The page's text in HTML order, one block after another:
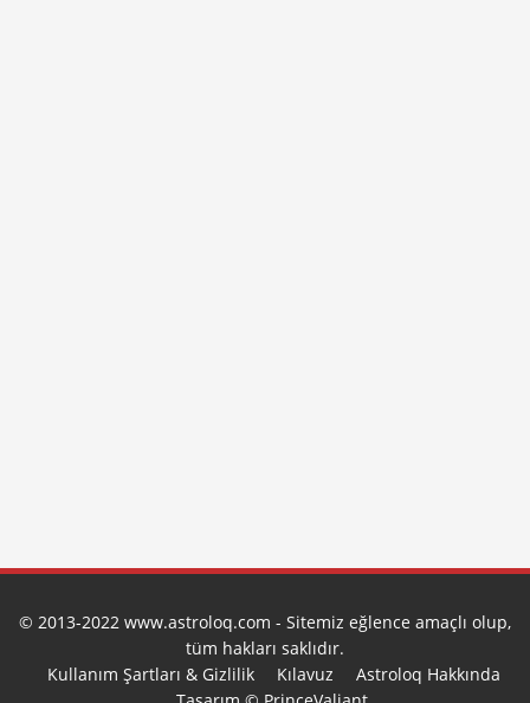
© 2013-2022 www.astroloq.com - Sitemiz eğlence amaçlı olup,
tüm hakları saklıdır.
Kullanım Şartları & Gizlilik
Kılavuz
Astroloq Hakkında